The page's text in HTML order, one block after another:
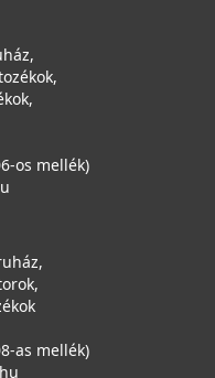
os mellék)
as mellék)